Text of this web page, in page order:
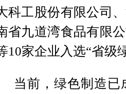
科工股份有限公司
省九道湾食品有限
10家企业入选“省级
当前，绿色制造